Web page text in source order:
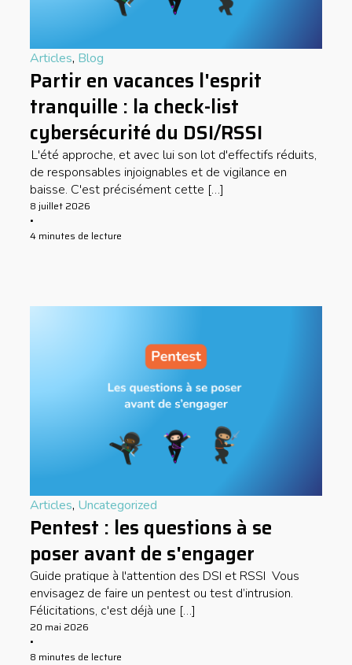
Articles, Blog
Partir en vacances l'esprit
tranquille : la check-list
cybersécurité du DSI/RSSI
L'été approche, et avec lui son lot d'effectifs réduits,
de responsables injoignables et de vigilance en
baisse. C'est précisément cette […]
8 juillet 2026
•
4 minutes de lecture
Articles, Uncategorized
Pentest : les questions à se
poser avant de s'engager
Guide pratique à l'attention des DSI et RSSI Vous
envisagez de faire un pentest ou test d’intrusion.
Félicitations, c'est déjà une […]
20 mai 2026
•
8 minutes de lecture